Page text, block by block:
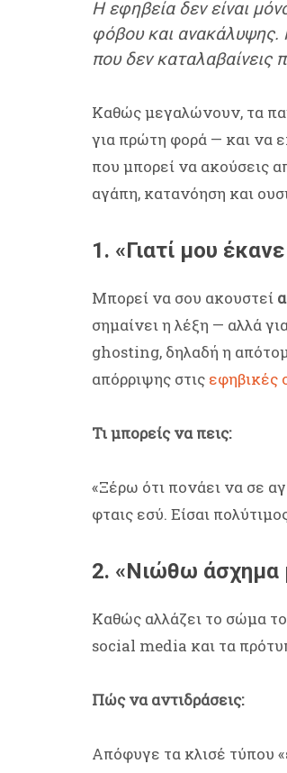
Η εφηβεία δεν είναι
φόβου και ανακάλυψης.
που δεν καταλαβαίνεις
Καθώς μεγαλώνουν, τα
για πρώτη φορά — και να
που μπορεί να ακούσεις
αγάπη, κατανόηση και
1. «Γιατί μου
Μπορεί να σου ακουστεί
σημαίνει η λέξη — αλλά
ghosting, δηλαδή η
απόρριψης στις εφηβικές
Τι μπορείς να πεις:
«Ξέρω ότι πονάει να σε
φταις εσύ. Είσαι
2. «Νιώθω άσχημα
Καθώς αλλάζει το σώμα
social media και τα
Πώς να αντιδράσεις:
Απόφυγε τα κλισέ τύπου